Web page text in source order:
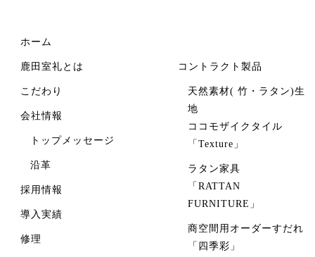
ホーム
鹿田室礼とは
こだわり
会社情報
トップメッセージ
沿革
採用情報
導入実績
修理
コントラクト製品
天然素材( 竹・ラタン)生
地
ココモザイクタイル
「Texture」
ラタン家具
「RATTAN
FURNITURE」
商空間用オーダーすだれ
「四季彩」